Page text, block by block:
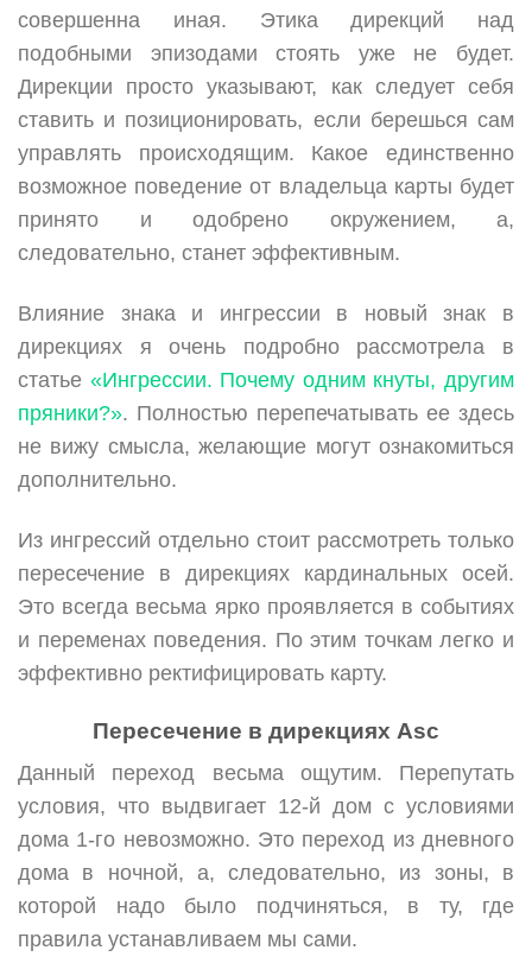
совершенна иная. Этика дирекций над
подобными эпизодами стоять уже не будет.
Дирекции просто указывают, как следует себя
ставить и позиционировать, если берешься сам
управлять происходящим. Какое единственно
возможное поведение от владельца карты будет
принято и одобрено окружением, а,
следовательно, станет эффективным.
Влияние знака и ингрессии в новый знак в
дирекциях я очень подробно рассмотрела в
статье «Ингрессии. Почему одним кнуты, другим
пряники?». Полностью перепечатывать ее здесь
не вижу смысла, желающие могут ознакомиться
дополнительно.
Из ингрессий отдельно стоит рассмотреть только
пересечение в дирекциях кардинальных осей.
Это всегда весьма ярко проявляется в событиях
и переменах поведения. По этим точкам легко и
эффективно ректифицировать карту.
Пересечение в дирекциях Asc
Данный переход весьма ощутим. Перепутать
условия, что выдвигает 12-й дом с условиями
дома 1-го невозможно. Это переход из дневного
дома в ночной, а, следовательно, из зоны, в
которой надо было подчиняться, в ту, где
правила устанавливаем мы сами.